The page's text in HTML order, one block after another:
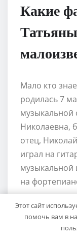
Какие
Мало кто
родилась 7
музыкальной
Николаевна,
отец,
играл на
музыкальной
на
Этот сайт
помочь вам в